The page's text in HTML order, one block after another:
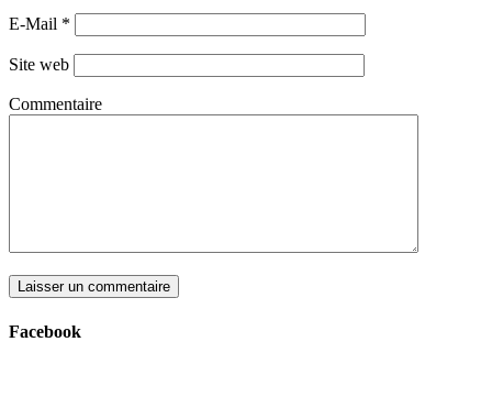
E-Mail *
Site web
Commentaire
Facebook